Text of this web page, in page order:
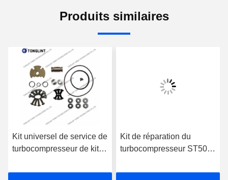
Produits similaires
Kit universel de service de
turbocompresseur de kit
turbocompresseur de kit
Kit de réparation du
turbocompresseur ST50
moteur CUMMINS Turbo